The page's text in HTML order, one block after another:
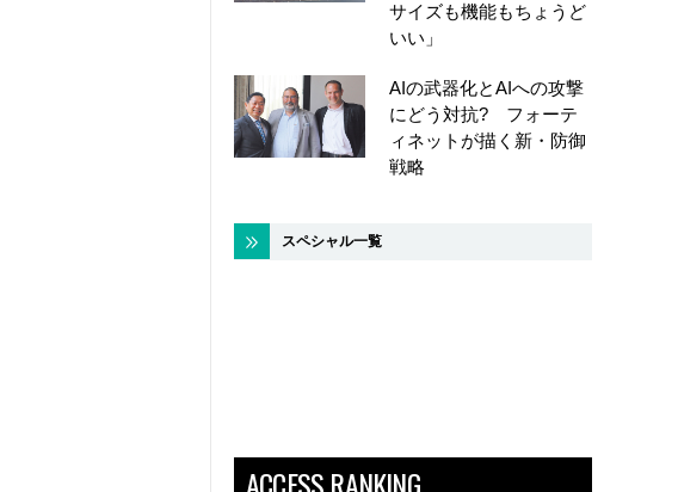
サイズも機能もちょうど
いい」
AIの武器化とAIへの攻撃
にどう対抗? フォーテ
ィネットが描く新・防御
戦略
スペシャル一覧